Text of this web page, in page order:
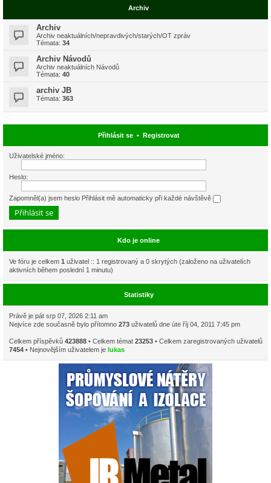
Archiv
Archiv
Archiv neaktuálních/nepravdivých/starých/OT zpráv
Témata: 34
Archiv Návodů
Archiv neaktuálních Návodů
Témata: 40
archiv JB
Témata: 363
Přihlásit se• Registrovat
Uživatelské jméno:
Heslo:
Zapomněl(a) jsem heslo Přihlásit mě automaticky při každé návštěvě
Kdo je online
Ve fóru je celkem 1 uživatel :: 1 registrovaný a 0 skrytých (založeno na uživatelích
aktivních během poslední 1 minutu)
Statistiky
Právě je pát srp 07, 2026 2:11 am
Nejvíce zde současně bylo přítomno 273 uživatelů dne úte říj 04, 2011 7:45 pm
Celkem příspěvků 423888 • Celkem témat 23253 • Celkem zaregistrovaných uživatelů
7454 • Nejnovějším uživatelem je lukas